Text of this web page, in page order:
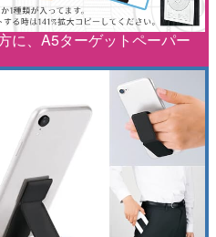
に、A5ターゲットペーパー